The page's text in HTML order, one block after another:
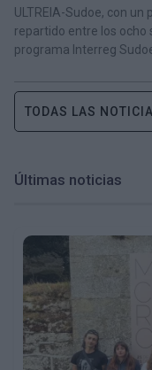
ULTREIA-Sudoe, con
repartido entre los ocho
programa Interreg
TODAS LAS
Últimas noticias